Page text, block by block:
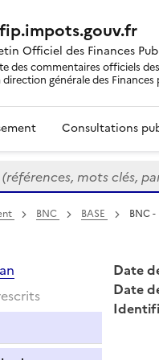
Officiel des Finances
des commentaires officiels
direction générale des Finances
Consultations
mots clés,
BNC BASE BNC
Date
Date